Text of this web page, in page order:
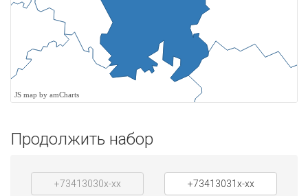
JS map by amCharts
Продолжить набор
+73413030x-xx +73413031x-xx